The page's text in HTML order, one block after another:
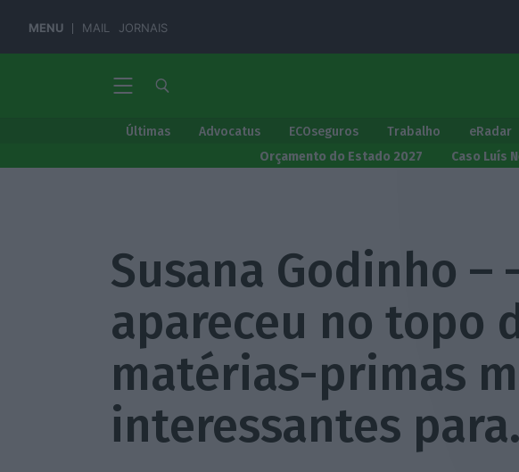
MENU MAIL JORNAIS
Últimas Advocatus ECOseguros Trabalho eRadar
Orçamento do Estado 2027
Caso Luís
Susana Godinho –
apareceu no topo
matérias-primas
interessantes